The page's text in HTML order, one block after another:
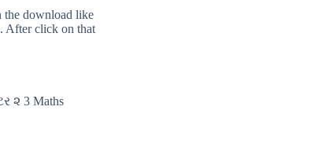
the download like
After click on that
૨ 3 Maths